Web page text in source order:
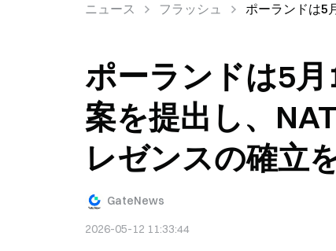
ニュース フラッシュ ポーランドは5
ポーランドは5
案を提出し、
レゼンスの確立
GateNews
2026-05-12 11:33:44